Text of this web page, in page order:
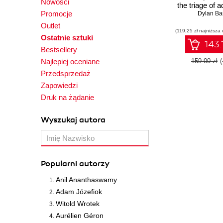
Nowości
Promocje
Outlet
Ostatnie sztuki
Bestsellery
Najlepiej oceniane
Przedsprzedaż
Zapowiedzi
Druk na żądanie
Wyszukaj autora
Popularni autorzy
Anil Ananthaswamy
Adam Józefiok
Witold Wrotek
Aurélien Géron
the triage of
Dylan
(119,25 zł
159.00 zł